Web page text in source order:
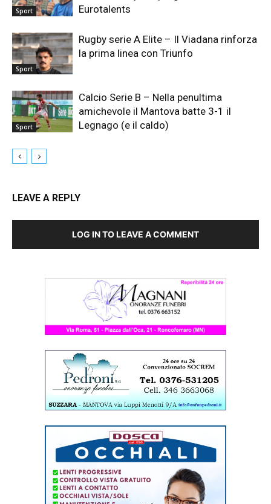
Sport
Eurotalents
Sport
Rugby serie A Elite – Il Viadana rinforza
la prima linea con Triunfo
Sport
Calcio Serie B – Nella penultima
amichevole il Mantova batte 3-1 il
Legnago (e il caldo)
LEAVE A REPLY
LOG IN TO LEAVE A COMMENT